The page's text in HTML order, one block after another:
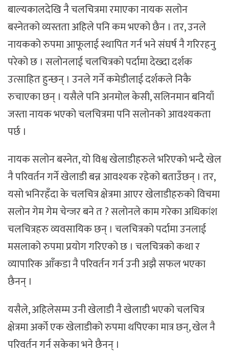
बाल्यकालदेखि नै चलचित्रमा रमाएका नायक सलोन
बस्नेतको व्यस्तता अहिले पनि कम भएको छैन । तर, उनले
नायकको रुपमा आफूलाई स्थापित गर्न भने संघर्ष नै गरिरहनु
परेको छ । सलोनलाई चलचित्रको पर्दामा देख्दा दर्शक
उत्साहित हुन्छन् । उनले गर्ने कमेडीलाई दर्शकले निकै
रुचाएका छन् । यसैले पनि अनमोल केसी, सलिनमान बनियाँ
जस्ता नायक भएको चलचित्रमा पनि सलोनको आवश्यकता
पर्छ ।
नायक सलोन बस्नेत, यो विश्व खेलाडीहरुले भरिएको भन्दै खेल
नै परिवर्तन गर्ने खेलाडी बन्न आवश्यक रहेको बताउँछन् । तर,
यसो भनिरहँदा के चलचित्र क्षेत्रमा आएर खेलाडीहरुको विचमा
सलोन गेम गेम चेन्जर बने त ? सलोनले काम गरेका अधिकांश
चलचित्रहरु व्यवसायिक छन् । चलचित्रको पर्दामा उनलाई
मसलाको रुपमा प्रयोग गरिएको छ । चलचित्रको कथा र
व्यापारिक आँकडा नै परिवर्तन गर्न उनी अझै सफल भएका
छैनन् ।
यसैले, अहिलेसम्म उनी खेलाडी नै खेलाडी भएको चलचित्र
क्षेत्रमा अर्को एक खेलाडीको रुपमा थपिएका मात्र छन्, खेल नै
परिवर्तन गर्न सकेका भने छैनन् ।